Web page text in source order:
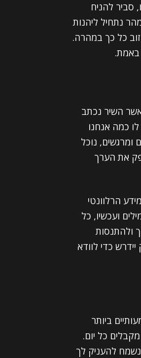
להניח
נתחיל ליהנות
כל כך במהרה.
באמת.
השיר נכתב
כמה אנחנו
ומרגשים, נוכל
את הערך
הרלוונטי
ועכשיו, כל
ולהתנסות
כדי לוודא
ביותר
כל יום.
להעניק לך